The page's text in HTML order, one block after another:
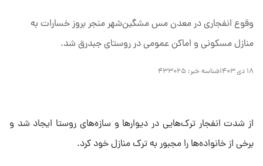
وقوع انفجاری در معدن مس مشگین‌شهر منجر بروز خسارات به
منازل مسکونی و اماکن عمومی در روستای جبدرق شد.
۱۸ دی ۱۴۰۳ شناسه خبر: ۴۳۳۰۲۵
از شدت انفجار ترک‌هایی در دیوار‌ها و سازه‌های روستا ایجاد شد و
برخی از خانواده‌ها را مجبور به ترک منازل خود کرد.